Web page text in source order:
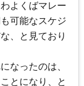
よくばマレー
可能なスケジ
、と見ており
なったのは、
とになり、と